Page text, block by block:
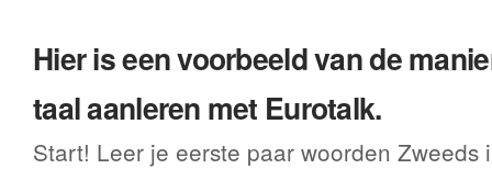
Hier is een voorbeeld van de
taal aanleren met Eurotalk.
Start! Leer je eerste paar woorden Zweeds